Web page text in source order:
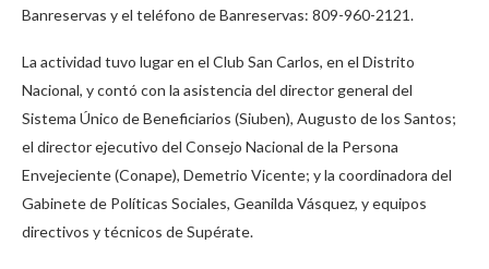
Banreservas y el teléfono de Banreservas: 809-960-2121.
La actividad tuvo lugar en el Club San Carlos, en el Distrito
Nacional, y contó con la asistencia del director general del
Sistema Único de Beneficiarios (Siuben), Augusto de los Santos;
el director ejecutivo del Consejo Nacional de la Persona
Envejeciente (Conape), Demetrio Vicente; y la coordinadora del
Gabinete de Políticas Sociales, Geanilda Vásquez, y equipos
directivos y técnicos de Supérate.